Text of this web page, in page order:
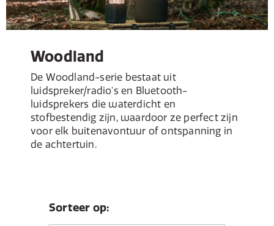
Woodland
De Woodland-serie bestaat uit
luidspreker/radio's en Bluetooth-
luidsprekers die waterdicht en
stofbestendig zijn, waardoor ze perfect zijn
voor elk buitenavontuur of ontspanning in
de achtertuin.
Sorteer op: